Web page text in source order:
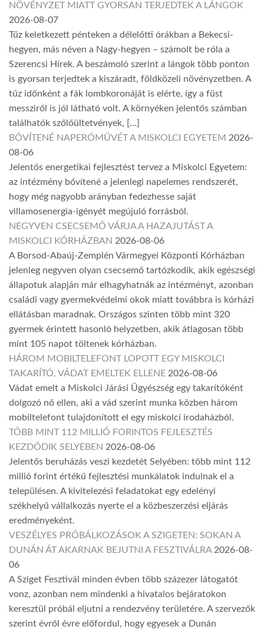
NÖVÉNYZET MIATT GYORSAN TERJEDTEK A LÁNGOK
2026-08-07
Tűz keletkezett pénteken a délelőtti órákban a Bekecsi-
hegyen, más néven a Nagy-hegyen – számolt be róla a
Szerencsi Hírek. A beszámoló szerint a lángok több ponton
is gyorsan terjedtek a kiszáradt, földközeli növényzetben. A
tűz időnként a fák lombkoronáját is elérte, így a füst
messziről is jól látható volt. A környéken jelentős számban
találhatók szőlőültetvények, […]
BŐVÍTENÉ NAPERŐMŰVÉT A MISKOLCI EGYETEM 2026-
08-06
Jelentős energetikai fejlesztést tervez a Miskolci Egyetem:
az intézmény bővítené a jelenlegi napelemes rendszerét,
hogy még nagyobb arányban fedezhesse saját
villamosenergia-igényét megújuló forrásból.
NEGYVEN CSECSEMŐ VÁRJA A HAZAJUTÁST A
MISKOLCI KÓRHÁZBAN 2026-08-06
A Borsod-Abaúj-Zemplén Vármegyei Központi Kórházban
jelenleg negyven olyan csecsemő tartózkodik, akik egészségi
állapotuk alapján már elhagyhatnák az intézményt, azonban
családi vagy gyermekvédelmi okok miatt továbbra is kórházi
ellátásban maradnak. Országos szinten több mint 320
gyermek érintett hasonló helyzetben, akik átlagosan több
mint 105 napot töltenek kórházban.
HÁROM MOBILTELEFONT LOPOTT EGY MISKOLCI
TAKARÍTÓ, VÁDAT EMELTEK ELLENE 2026-08-06
Vádat emelt a Miskolci Járási Ügyészség egy takarítóként
dolgozó nő ellen, aki a vád szerint munka közben három
mobiltelefont tulajdonított el egy miskolci irodaházból.
TÖBB MINT 112 MILLIÓ FORINTOS FEJLESZTÉS
KEZDŐDIK SELYEBEN 2026-08-06
Jelentős beruházás veszi kezdetét Selyében: több mint 112
millió forint értékű fejlesztési munkálatok indulnak el a
településen. A kivitelezési feladatokat egy edelényi
székhelyű vállalkozás nyerte el a közbeszerzési eljárás
eredményeként.
VESZÉLYES PRÓBÁLKOZÁSOK A SZIGETEN: SOKAN A
DUNÁN ÁT AKARNAK BEJUTNI A FESZTIVÁLRA 2026-08-
06
A Sziget Fesztivál minden évben több százezer látogatót
vonz, azonban nem mindenki a hivatalos bejáratokon
keresztül próbál eljutni a rendezvény területére. A szervezők
szerint évről évre előfordul, hogy egyesek a Dunán